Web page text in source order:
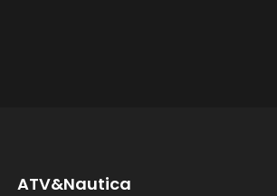
ATV&Nautica